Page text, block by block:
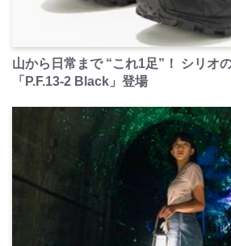
山から日常まで “これ1足”！ シリオ
「P.F.13-2 Black」登場